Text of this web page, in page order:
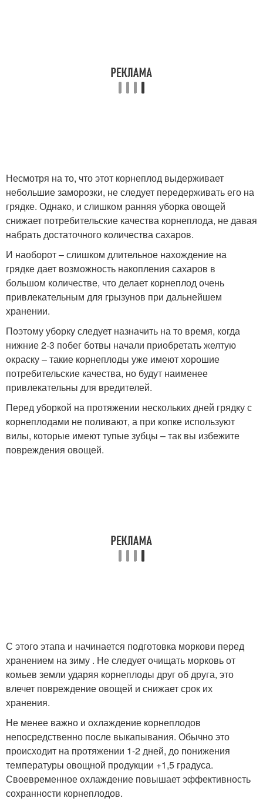
Несмотря на то, что этот корнеплод выдерживает
небольшие заморозки, не следует передерживать его на
грядке. Однако, и слишком ранняя уборка овощей
снижает потребительские качества корнеплода, не давая
набрать достаточного количества сахаров.
И наоборот – слишком длительное нахождение на
грядке дает возможность накопления сахаров в
большом количестве, что делает корнеплод очень
привлекательным для грызунов при дальнейшем
хранении.
Поэтому уборку следует назначить на то время, когда
нижние 2-3 побег ботвы начали приобретать желтую
окраску – такие корнеплоды уже имеют хорошие
потребительские качества, но будут наименее
привлекательны для вредителей.
Перед уборкой на протяжении нескольких дней грядку с
корнеплодами не поливают, а при копке используют
вилы, которые имеют тупые зубцы – так вы избежите
повреждения овощей.
С этого этапа и начинается подготовка моркови перед
хранением на зиму . Не следует очищать морковь от
комьев земли ударяя корнеплоды друг об друга, это
влечет повреждение овощей и снижает срок их
хранения.
Не менее важно и охлаждение корнеплодов
непосредственно после выкапывания. Обычно это
происходит на протяжении 1-2 дней, до понижения
температуры овощной продукции +1,5 градуса.
Своевременное охлаждение повышает эффективность
сохранности корнеплодов.